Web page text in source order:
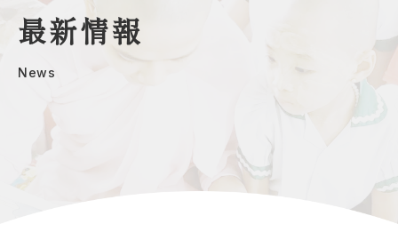
最新情報
News